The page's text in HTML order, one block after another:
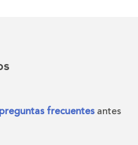
preguntas frecuentes antes